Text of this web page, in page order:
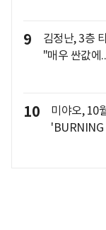
9
김정난, 3층
"매우 싼값에
10
미야오, 10
'BURNING